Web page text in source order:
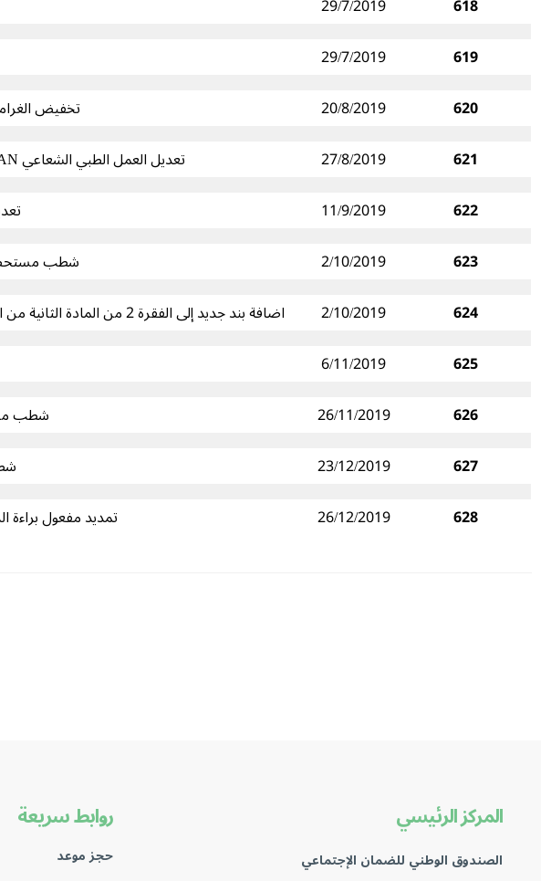
618
29/7/2019
619
29/7/2019
620
20/8/2019 تخفيض
621
27/8/2019 تعديل العمل الطبي الشعاعي PET CT SCAN الوارد على جدول الأعمال الشعاعية المقبولة من الصندوق
622
11/9/2019
623
2/10/2019 شطب
624
2/10/2019 اضافة بند جديد إلى الفقرة 2 من المادة الثانية من الملحق رقم 5 من النظام رقم 12 – نظام الفئات الخاصة – الاطباء المقبولين لدى الصندوق
625
6/11/2019
626
26/11/2019 شطب
627
23/12/2019
628
26/12/2019 تمديد مفعول براءة
المركز الرئيسي
الصندوق الوطني للضمان الإجتماعي
روابط سريعة
حجز موعد